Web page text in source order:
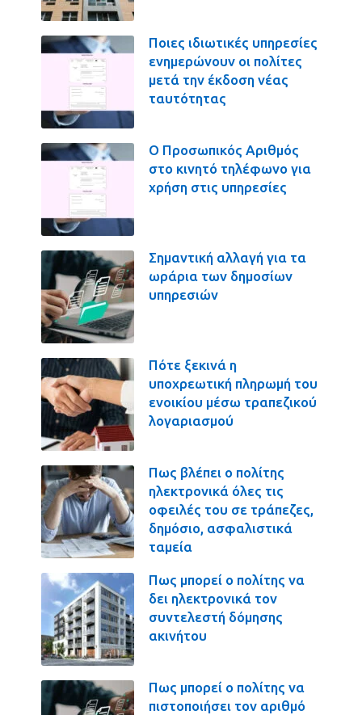
Ποιες ιδιωτικές υπηρεσίες
ενημερώνουν οι πολίτες
μετά την έκδοση νέας
ταυτότητας
Ο Προσωπικός Αριθμός
στο κινητό τηλέφωνο για
χρήση στις υπηρεσίες
Σημαντική αλλαγή για τα
ωράρια των δημοσίων
υπηρεσιών
Πότε ξεκινά η
υποχρεωτική πληρωμή του
ενοικίου μέσω τραπεζικού
λογαριασμού
Πως βλέπει ο πολίτης
ηλεκτρονικά όλες τις
οφειλές του σε τράπεζες,
δημόσιο, ασφαλιστικά
ταμεία
Πως μπορεί ο πολίτης να
δει ηλεκτρονικά τον
συντελεστή δόμησης
ακινήτου
Πως μπορεί ο πολίτης να
πιστοποιήσει τον αριθμό